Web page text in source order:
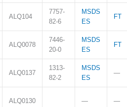
ALQ104
7757-
82-6
MSDS
ES
FT
ALQ0078
7446-
20-0
MSDS
ES
FT
ALQ0137
1313-
82-2
MSDS
ES
—
ALQ0130 — —